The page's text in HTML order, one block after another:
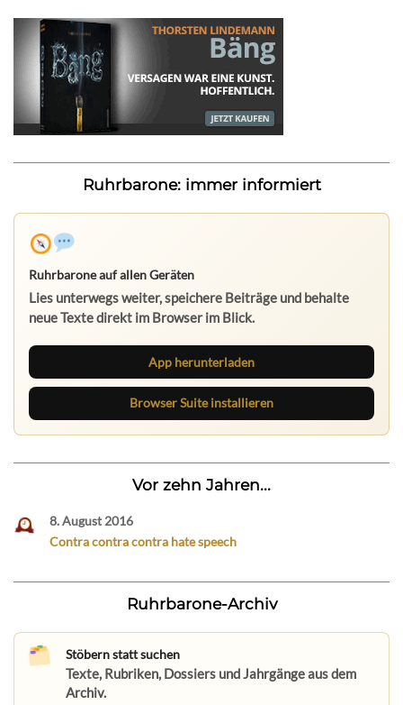
Ruhrbarone: immer informiert
Ruhrbarone auf allen Geräten
Lies unterwegs weiter, speichere Beiträge und behalte
neue Texte direkt im Browser im Blick.
App herunterladen
Browser Suite installieren
Vor zehn Jahren...
8. August 2016
Contra contra contra hate speech
Ruhrbarone-Archiv
Stöbern statt suchen
Texte, Rubriken, Dossiers und Jahrgänge aus dem
Archiv.